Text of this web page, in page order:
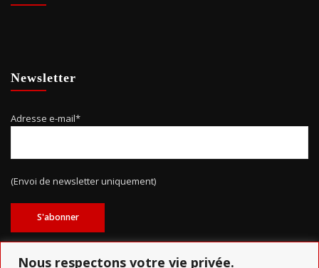
Nous respectons votre vie privée.
Newsletter
Adresse e-mail*
(Envoi de newsletter uniquement)